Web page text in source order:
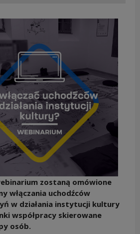
zostaną omówione
włączania uchodźców
w działania instytucji kultury
współpracy skierowane
osób.